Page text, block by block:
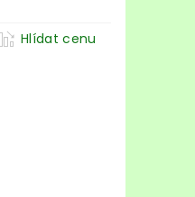
Hlídat cenu